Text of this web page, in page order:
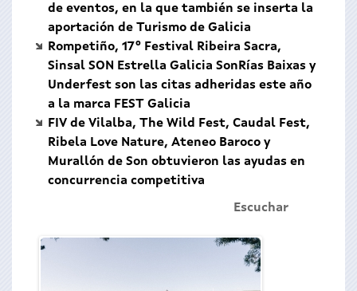
de eventos, en la que también se inserta la
aportación de Turismo de Galicia
Rompetiño, 17º Festival Ribeira Sacra,
Sinsal SON Estrella Galicia SonRías Baixas y
Underfest son las citas adheridas este año
a la marca FEST Galicia
FIV de Vilalba, The Wild Fest, Caudal Fest,
Ribela Love Nature, Ateneo Baroco y
Murallón de Son obtuvieron las ayudas en
concurrencia competitiva
Escuchar